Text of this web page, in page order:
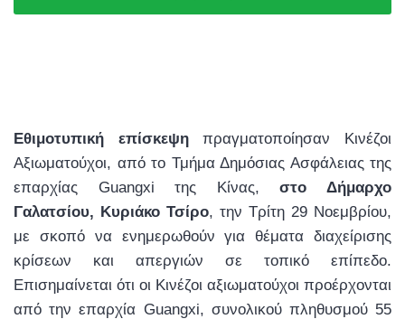
Εθιμοτυπική επίσκεψηπραγματοποίησαν Κινέζοι
Αξιωματούχοι, από το Τμήμα Δημόσιας Ασφάλειας της
επαρχίας Guangxi της Κίνας,στο Δήμαρχο
Γαλατσίου, Κυριάκο Τσίρο, την Τρίτη 29 Νοεμβρίου,
με σκοπό να ενημερωθούν για θέματα διαχείρισης
κρίσεων και απεργιών σε τοπικό επίπεδο.
Επισημαίνεται ότι οι Κινέζοι αξιωματούχοι προέρχονται
από την επαρχία Guangxi, συνολικού πληθυσμού 55